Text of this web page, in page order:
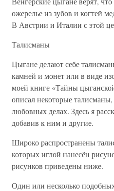
ожерелье из зубов и когтей
В Австрии и Италии с этой
Талисманы
Цыгане делают себе
камней и монет или в виде
моей книге «Тайны
описал некоторые
любовных делах. Здесь я
добавив к ним и другие.
Широко распространены
которых иглой нанесён
рисунков приведены ниже.
Один или несколько